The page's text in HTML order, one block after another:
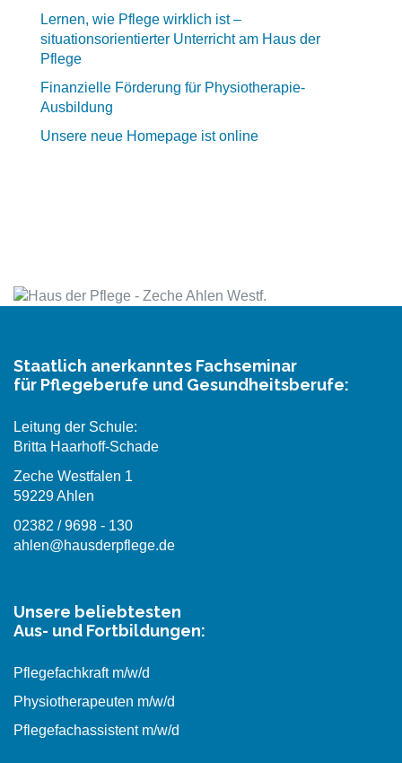
Lernen, wie Pflege wirklich ist –
situationsorientierter Unterricht am Haus der
Pflege
Finanzielle Förderung für Physiotherapie-
Ausbildung
Unsere neue Homepage ist online
Staatlich anerkanntes Fachseminar
für Pflegeberufe und Gesundheitsberufe:
Leitung der Schule:
Britta Haarhoff-Schade
Zeche Westfalen 1
59229 Ahlen
02382 / 9698 - 130
ahlen@hausderpflege.de
Unsere beliebtesten
Aus- und Fortbildungen:
Pflegefachkraft m/w/d
Physiotherapeuten m/w/d
Pflegefachassistent m/w/d